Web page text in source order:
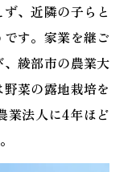
、近隣の子らと
す。家業を継ご
綾部市の農業大
菜の露地栽培を
業法人に4年ほど